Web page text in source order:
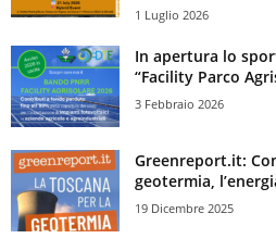
1 Luglio 2026
In apertura lo
“Facility Parco
3 Febbraio 2026
Greenreport.it:
geotermia,
19 Dicembre 2025